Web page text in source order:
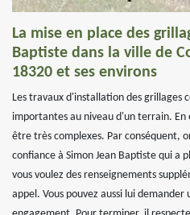
La mise en place des
Baptiste dans la ville de
18320 et ses environs
Les travaux d'installation des grillages
importantes au niveau d'un terrain.
être très complexes. Par conséquent,
confiance à Simon Jean Baptiste qui a
vous voulez des renseignements
appel. Vous pouvez aussi lui